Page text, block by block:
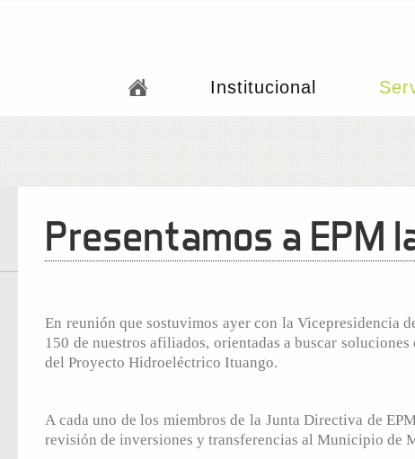
Institucional
Presentamos a EPM
En reunión que sostuvimos ayer con la Vicepresidencia
150 de nuestros afiliados, orientadas a buscar
del Proyecto Hidroeléctrico Ituango.
A cada uno de los miembros de la Junta Directiva de
revisión de inversiones y transferencias al Municipio de